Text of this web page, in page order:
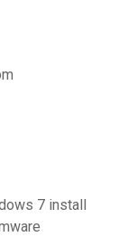
7 install